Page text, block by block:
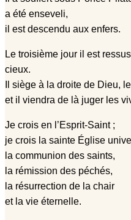
a été enseveli,
il est descendu aux enfers.
Le troisième jour il est
cieux.
Il siège à la droite de Dieu,
et il viendra de là juger les
Je crois en l’Esprit-Saint ;
je crois la sainte Église
la communion des saints,
la rémission des péchés,
la résurrection de la chair
et la vie éternelle.